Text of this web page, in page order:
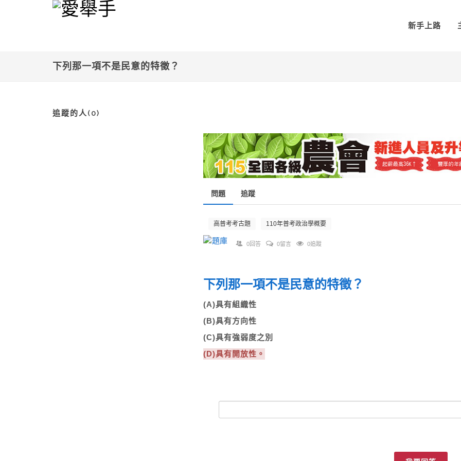
新手上路
下列那一項不是民意的特徵？
追蹤的人(0)
問題 追蹤
高普考考古題 110年普考政治學概要
0回答 0留言 0追蹤
下列那一項不是民意的特徵？
(A)具有組織性
(B)具有方向性
(C)具有強弱度之別
(D)具有開放性。